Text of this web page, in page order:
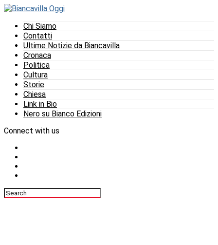
Chi Siamo
Contatti
Ultime Notizie da Biancavilla
Cronaca
Politica
Cultura
Storie
Chiesa
Link in Bio
Nero su Bianco Edizioni
Connect with us